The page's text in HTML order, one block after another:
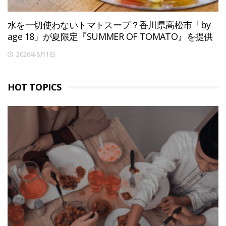
水を一切使わないトマトスープ？香川県高松市「by
age 18」が夏限定『SUMMER OF TOMATO』を提供
2026年8月1日
HOT TOPICS